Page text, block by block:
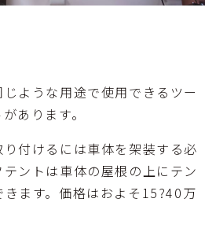
ような用途で使用できるツー
あります。
付けるには車体を架装する必
ントは車体の屋根の上にテン
きます。価格はおよそ15?40万